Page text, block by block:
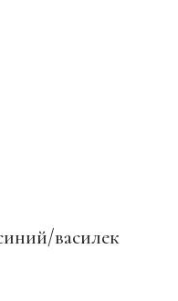
василек